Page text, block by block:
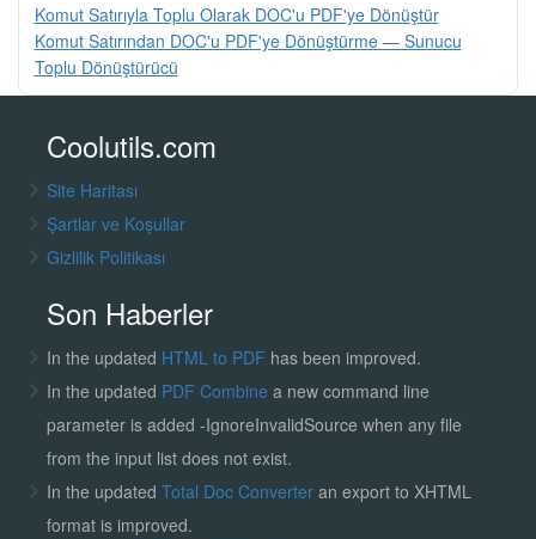
Komut Satırıyla Toplu Olarak DOC'u PDF'ye Dönüştür
Komut Satırından DOC'u PDF'ye Dönüştürme — Sunucu
Toplu Dönüştürücü
Coolutils.com
Site Haritası
Şartlar ve Koşullar
Gizlilik Politikası
Son Haberler
In the updated HTML to PDF has been improved.
In the updated PDF Combine a new command line
parameter is added -IgnoreInvalidSource when any file
from the input list does not exist.
In the updated Total Doc Converter an export to XHTML
format is improved.